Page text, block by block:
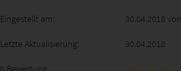
Eingestellt am: 30.04.2018 von
Letzte Aktualisierung: 30.04.2018